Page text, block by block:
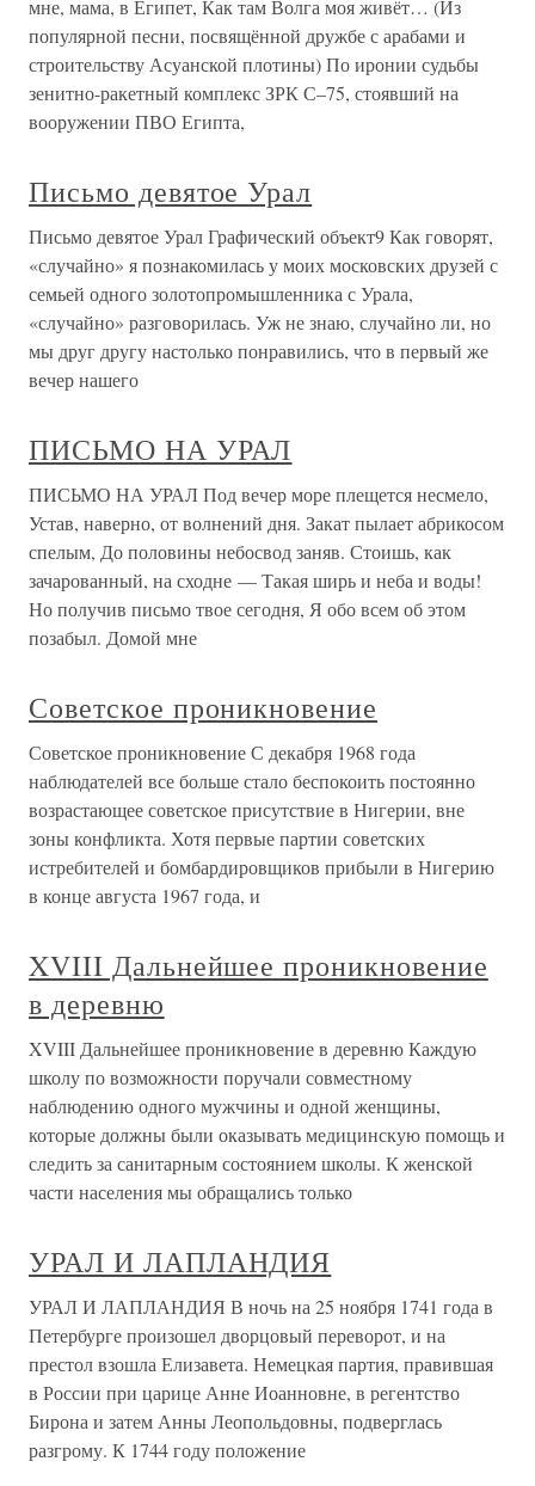
мне, мама, в Египет, Как там Волга моя живёт… (Из
популярной песни, посвящённой дружбе с арабами и
строительству Асуанской плотины) По иронии судьбы
зенитно-ракетный комплекс ЗРК С–75, стоявший на
вооружении ПВО Египта,
Письмо девятое Урал
Письмо девятое Урал Графический объект9 Как говорят,
«случайно» я познакомилась у моих московских друзей с
семьей одного золотопромышленника с Урала,
«случайно» разговорилась. Уж не знаю, случайно ли, но
мы друг другу настолько понравились, что в первый же
вечер нашего
ПИСЬМО НА УРАЛ
ПИСЬМО НА УРАЛ Под вечер море плещется несмело,
Устав, наверно, от волнений дня. Закат пылает абрикосом
спелым, До половины небосвод заняв. Стоишь, как
зачарованный, на сходне — Такая ширь и неба и воды!
Но получив письмо твое сегодня, Я обо всем об этом
позабыл. Домой мне
Советское проникновение
Советское проникновение С декабря 1968 года
наблюдателей все больше стало беспокоить постоянно
возрастающее советское присутствие в Нигерии, вне
зоны конфликта. Хотя первые партии советских
истребителей и бомбардировщиков прибыли в Нигерию
в конце августа 1967 года, и
XVIII Дальнейшее проникновение
в деревню
XVIII Дальнейшее проникновение в деревню Каждую
школу по возможности поручали совместному
наблюдению одного мужчины и одной женщины,
которые должны были оказывать медицинскую помощь и
следить за санитарным состоянием школы. К женской
части населения мы обращались только
УРАЛ И ЛАПЛАНДИЯ
УРАЛ И ЛАПЛАНДИЯ В ночь на 25 ноября 1741 года в
Петербурге произошел дворцовый переворот, и на
престол взошла Елизавета. Немецкая партия, правившая
в России при царице Анне Иоанновне, в регентство
Бирона и затем Анны Леопольдовны, подверглась
разгрому. К 1744 году положение